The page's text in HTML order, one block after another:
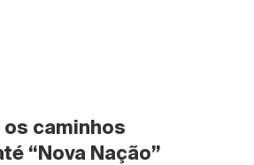
os caminhos
“Nova Nação”